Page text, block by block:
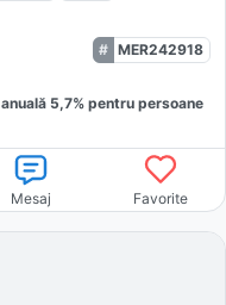
MER242918
anuală 5,7% pentru persoane
Mesaj Favorite